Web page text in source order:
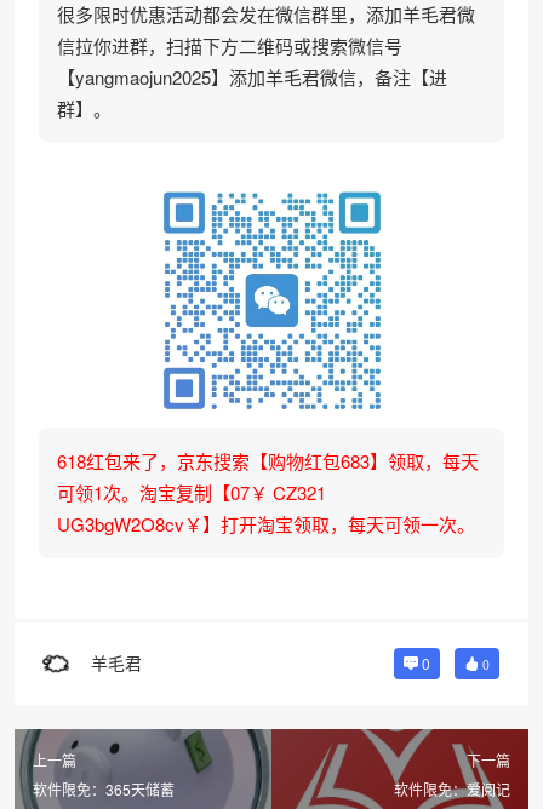
很多限时优惠活动都会发在微信群里，添加羊毛君微
信拉你进群，扫描下方二维码或搜索微信号
【yangmaojun2025】添加羊毛君微信，备注【进
群】。
618红包来了，京东搜索【购物红包683】领取，每天
可领1次。淘宝复制【07￥ CZ321
UG3bgW2O8cv￥】打开淘宝领取，每天可领一次。
羊毛君 0 0
上一篇
软件限免：365天储蓄
下一篇
软件限免：爱阅记